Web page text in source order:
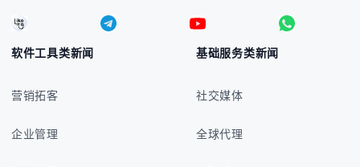
软件工具类新闻
营销拓客
企业管理
基础服务类新闻
社交媒体
全球代理